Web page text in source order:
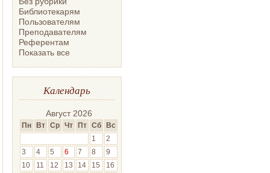
Библиотекарям
Пользователям
Преподавателям
Референтам
Показать все
Календарь
Август 2026
Пн Вт Ср Чт Пт Сб Вс
1
2
3
4 5 6 7 8
9
10
11 12 13 14 15
16